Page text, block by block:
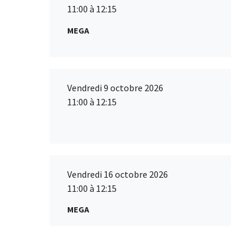
11:00 à 12:15
MEGA
Vendredi 9 octobre 2026
11:00 à 12:15
Vendredi 16 octobre 2026
11:00 à 12:15
MEGA